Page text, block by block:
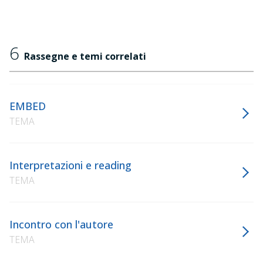
6 Rassegne e temi correlati
EMBED
TEMA
Interpretazioni e reading
TEMA
Incontro con l'autore
TEMA